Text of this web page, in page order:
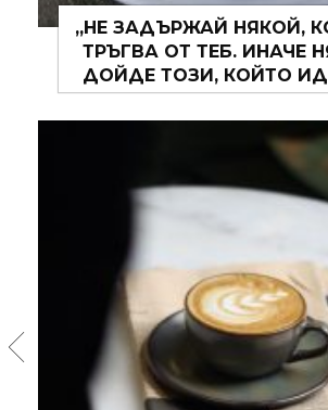
„НЕ ЗАДЪРЖАЙ НЯКОЙ,
ТРЪГВА ОТ ТЕБ. ИНАЧЕ
ДОЙДЕ ТОЗИ, КОЙТО
ТЕБ.“